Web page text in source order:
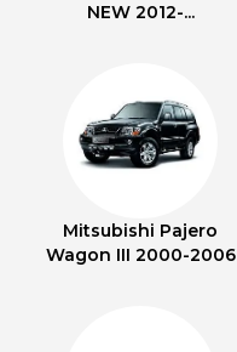
NEW 2012-...
Mitsubishi Pajero
Wagon III 2000-2006